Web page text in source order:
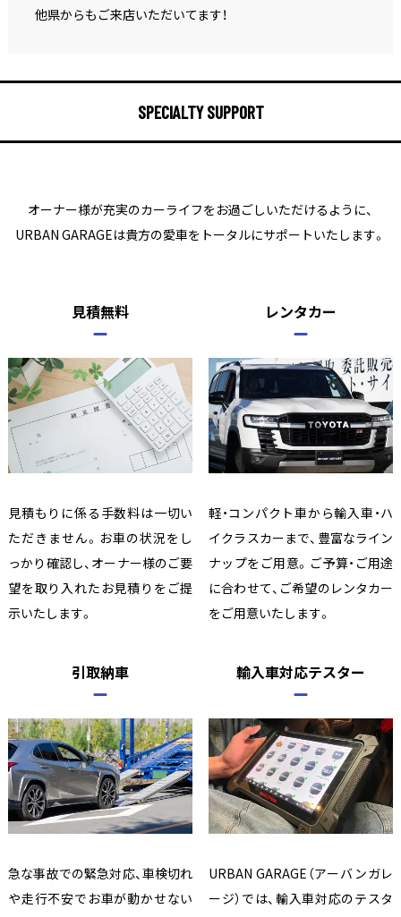
他県からもご来店いただいてます！
SPECIALTY SUPPORT
オーナー様が充実のカーライフをお過ごしいただけるように、
URBAN GARAGEは貴方の愛車をトータルにサポートいたします。
見積無料
見積もりに係る手数料は一切い
ただきません。お車の状況をし
っかり確認し、オーナー様のご要
望を取り入れたお見積りをご提
示いたします。
レンタカー
軽・コンパクト車から輸入車・ハ
イクラスカーまで、豊富なライン
ナップをご用意。ご予算・ご用途
に合わせて、ご希望のレンタカー
をご用意いたします。
引取納車
急な事故での緊急対応、車検切れ
や走行不安でお車が動かせない
輸入車対応テスター
URBAN GARAGE（アーバンガレ
ージ）では、輸入車対応のテスタ